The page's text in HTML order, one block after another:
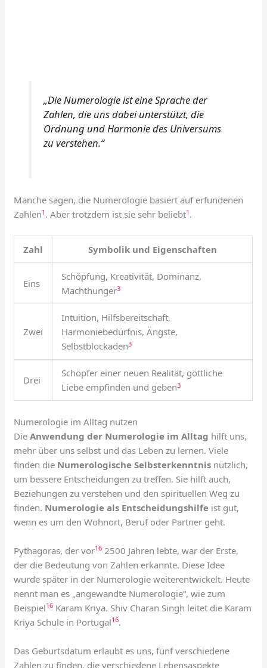
„Die Numerologie ist eine Sprache der
Zahlen, die uns dabei unterstützt, die
Ordnung und Harmonie des Universums
zu verstehen.“
Manche sagen, die Numerologie basiert auf erfundenen
Zahlen1 . Aber trotzdem ist sie sehr beliebt1 .
Zahl Symbolik und Eigenschaften
Eins
Schöpfung, Kreativität, Dominanz,
Machthunger3
Zwei
Intuition, Hilfsbereitschaft,
Harmoniebedürfnis, Ängste,
Selbstblockaden3
Drei
Schöpfer einer neuen Realität, göttliche
Liebe empfinden und geben3
Numerologie im Alltag nutzen
DieAnwendung der Numerologie im Alltag hilft uns,
mehr über uns selbst und das Leben zu lernen. Viele
finden die Numerologische Selbsterkenntnis nützlich,
um bessere Entscheidungen zu treffen. Sie hilft auch,
Beziehungen zu verstehen und den spirituellen Weg zu
finden. Numerologie als Entscheidungshilfe ist gut,
wenn es um den Wohnort, Beruf oder Partner geht.
Pythagoras, der vor16 2500 Jahren lebte, war der Erste,
der die Bedeutung von Zahlen erkannte. Diese Idee
wurde später in der Numerologie weiterentwickelt. Heute
nennt man es „angewandte Numerologie“, wie zum
Beispiel16 Karam Kriya. Shiv Charan Singh leitet die Karam
Kriya Schule in Portugal16.
Das Geburtsdatum erlaubt es uns, fünf verschiedene
Zahlen zu finden, die verschiedene Lebensaspekte